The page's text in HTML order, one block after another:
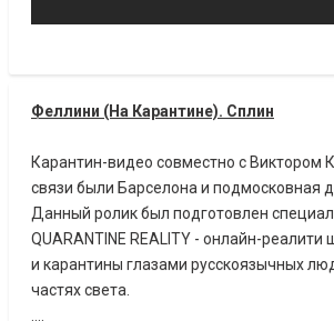
Феллини (На Карантине). Сплин
Карантин-видео совместно с Виктором
связи были Барселона и подмосковная
Данный ролик был подготовлен
QUARANTINE REALITY - онлайн-
и карантины глазами русскоязычных
частях света.